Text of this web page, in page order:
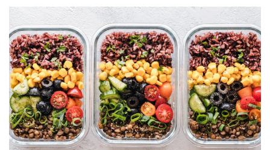
Mode
pour
un
Look
Unique
et
Stylé
–
Guide
Mode